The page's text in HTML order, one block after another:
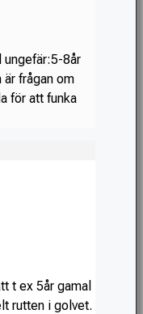
ungefär:5-8år
frågan om
för att funka
t ex 5år gamal
rutten i golvet.